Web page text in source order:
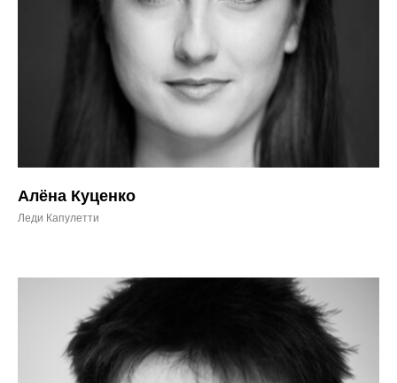
Алёна Куценко
Леди Капулетти